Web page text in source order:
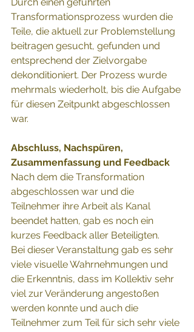
Transformationsprozess wurden die
Teile, die aktuell zur Problemstellung
beitragen gesucht, gefunden und
entsprechend der Zielvorgabe
dekonditioniert. Der Prozess wurde
mehrmals wiederholt, bis die Aufgabe
für diesen Zeitpunkt abgeschlossen
war.
Abschluss, Nachspüren,
Zusammenfassung und Feedback
Nach dem die Transformation
abgeschlossen war und die
Teilnehmer ihre Arbeit als Kanal
beendet hatten, gab es noch ein
kurzes Feedback aller Beteiligten.
Bei dieser Veranstaltung gab es sehr
viele visuelle Wahrnehmungen und
die Erkenntnis, dass im Kollektiv sehr
viel zur Veränderung angestoßen
werden konnte und auch die
Teilnehmer zum Teil für sich sehr viele